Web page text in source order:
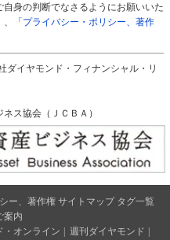
身の判断でなさるようにお願いいた
、
「プライバシー・ポリシー、著作
ダイヤモンド・フィナンシャル・リ
ス協会（ＪＣＢＡ）
ー、著作権 サイトマップ タグ一覧
案内
・オンライン 週刊ダイヤモンド